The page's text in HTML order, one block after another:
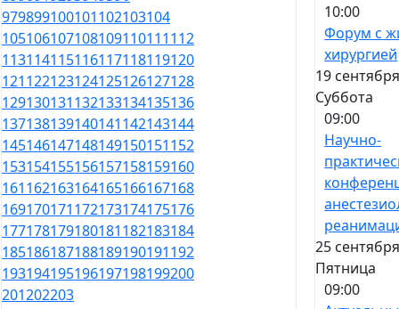
979899100101102103104
105106107108109110111112
113114115116117118119120
121122123124125126127128
129130131132133134135136
137138139140141142143144
145146147148149150151152
153154155156157158159160
161162163164165166167168
169170171172173174175176
177178179180181182183184
185186187188189190191192
193194195196197198199200
201202203
10:00
Форум с
хирургией
19
Суббота
09:00
Научно-
25
Пятница
09:00